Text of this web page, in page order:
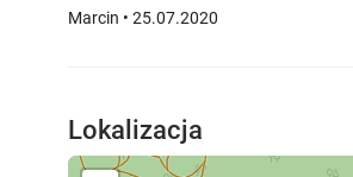
Marcin • 25.07.2020
Lokalizacja